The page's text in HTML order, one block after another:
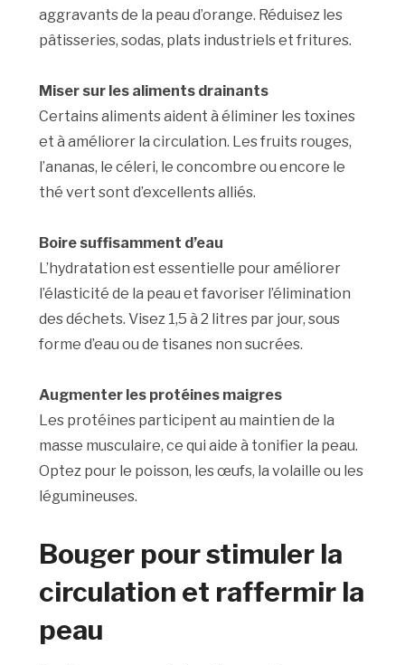
aggravants de la peau d’orange. Réduisez les
pâtisseries, sodas, plats industriels et fritures.
Miser sur les aliments drainants
Certains aliments aident à éliminer les toxines
et à améliorer la circulation. Les fruits rouges,
l’ananas, le céleri, le concombre ou encore le
thé vert sont d’excellents alliés.
Boire suffisamment d’eau
L’hydratation est essentielle pour améliorer
l’élasticité de la peau et favoriser l’élimination
des déchets. Visez 1,5 à 2 litres par jour, sous
forme d’eau ou de tisanes non sucrées.
Augmenter les protéines maigres
Les protéines participent au maintien de la
masse musculaire, ce qui aide à tonifier la peau.
Optez pour le poisson, les œufs, la volaille ou les
légumineuses.
Bouger pour stimuler la
circulation et raffermir la
peau